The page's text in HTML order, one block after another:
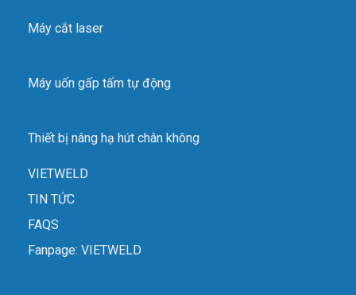
Máy cắt laser
Máy uốn gấp tấm tự động
Thiết bị nâng hạ hút chân không
VIETWELD
TIN TỨC
FAQS
Fanpage: VIETWELD